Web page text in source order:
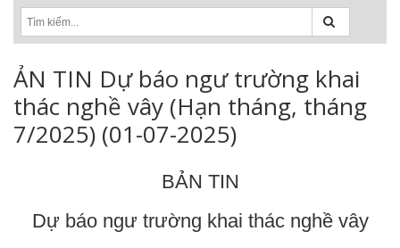
ẢN TIN Dự báo ngư trường khai
thác nghề vây (Hạn tháng, tháng
7/2025) (01-07-2025)
BẢN TIN
Dự báo ngư trường khai thác nghề vây